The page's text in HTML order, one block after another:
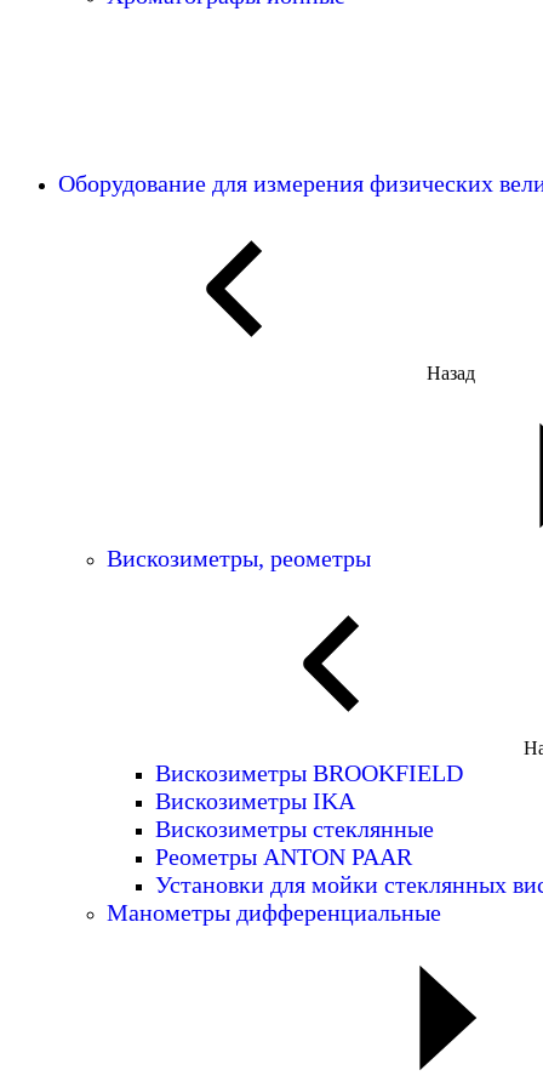
Оборудование для измерения физических
Назад
Вискозиметры, реометры
Вискозиметры BROOKFIELD
Вискозиметры IKA
Вискозиметры стеклянные
Реометры ANTON PAAR
Установки для мойки стеклянных
Манометры дифференциальные